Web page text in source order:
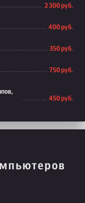
2 300 руб.
400 руб.
350 руб.
750 руб.
450 руб.